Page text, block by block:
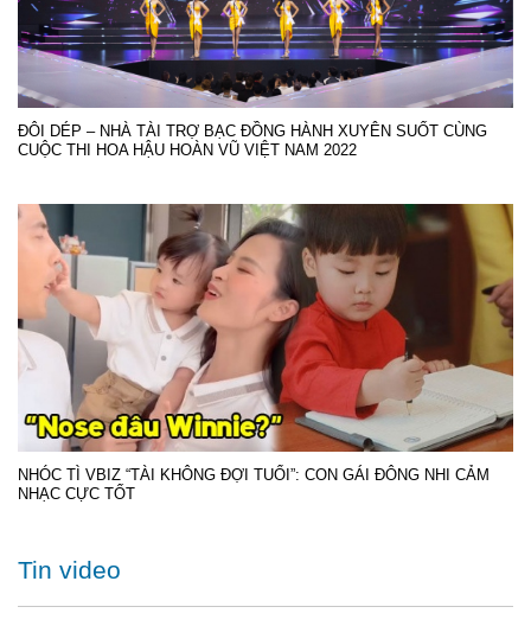
ĐÔI DÉP – NHÀ TÀI TRỢ BẠC ĐỒNG HÀNH XUYÊN SUỐT CÙNG
CUỘC THI HOA HẬU HOÀN VŨ VIỆT NAM 2022
NHÓC TÌ VBIZ “TÀI KHÔNG ĐỢI TUỔI”: CON GÁI ĐÔNG NHI CẢM
NHẠC CỰC TỐT
Tin video